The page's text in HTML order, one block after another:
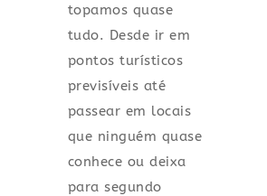
topamos quase
tudo. Desde ir em
pontos turísticos
previsíveis até
passear em locais
que ninguém quase
conhece ou deixa
para segundo